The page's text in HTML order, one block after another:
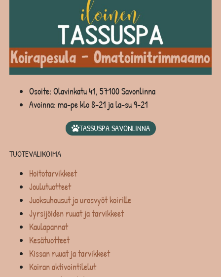
Osoite: Olavinkatu 41, 57100 Savonlinna
Avoinna: ma-pe klo 8-21 ja la-su 9-21
TASSUSPA SAVONLINNA
TUOTEVALIKOIMA
Hoitotarvikkeet
Joulutuotteet
Juoksuhousut ja urosvyöt koirille
Jyrsijöiden ruuat ja tarvikkeet
Kaulapannat
Kesätuotteet
Kissan ruuat ja tarvikkeet
Koiran aktivointilelut